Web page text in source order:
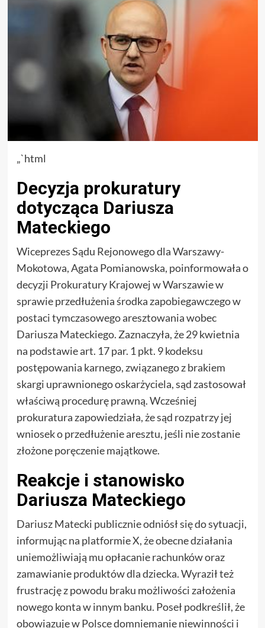
„`html
Decyzja prokuratury
dotycząca Dariusza
Mateckiego
Wiceprezes Sądu Rejonowego dla Warszawy-
Mokotowa, Agata Pomianowska, poinformowała o
decyzji Prokuratury Krajowej w Warszawie w
sprawie przedłużenia środka zapobiegawczego w
postaci tymczasowego aresztowania wobec
Dariusza Mateckiego. Zaznaczyła, że 29 kwietnia
na podstawie art. 17 par. 1 pkt. 9 kodeksu
postępowania karnego, związanego z brakiem
skargi uprawnionego oskarżyciela, sąd zastosował
właściwą procedurę prawną. Wcześniej
prokuratura zapowiedziała, że sąd rozpatrzy jej
wniosek o przedłużenie aresztu, jeśli nie zostanie
złożone poręczenie majątkowe.
Reakcje i stanowisko
Dariusza Mateckiego
Dariusz Matecki publicznie odniósł się do sytuacji,
informując na platformie X, że obecne działania
uniemożliwiają mu opłacanie rachunków oraz
zamawianie produktów dla dziecka. Wyraził też
frustrację z powodu braku możliwości założenia
nowego konta w innym banku. Poseł podkreślił, że
obowiązuje w Polsce domniemanie niewinności i